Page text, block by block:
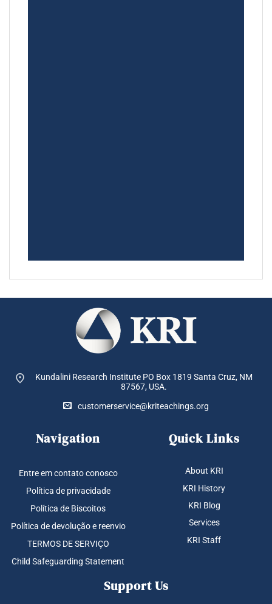
Kundalini Research Institute PO Box 1819 Santa Cruz, NM
87567, USA.
customerservice@kriteachings.org
Navigation
Entre em contato conosco
Política de privacidade
Política de Biscoitos
Política de devolução e reenvio
TERMOS DE SERVIÇO
Child Safeguarding Statement
Quick Links
About KRI
KRI History
KRI Blog
Services
KRI Staff
Support Us